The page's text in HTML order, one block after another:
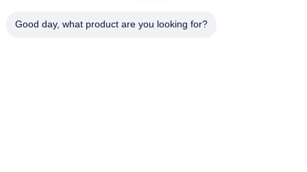
Good day, what product are you looking for?